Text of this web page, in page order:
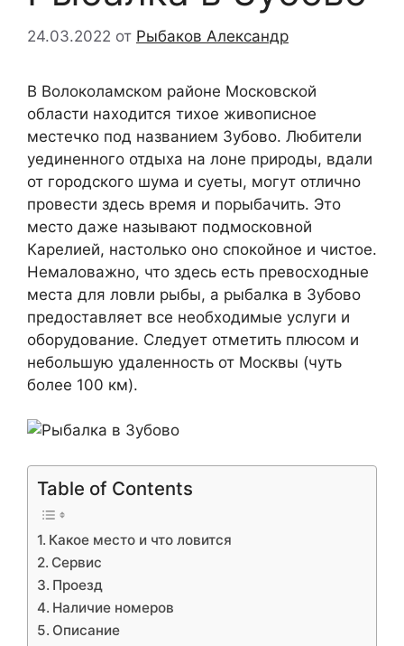
24.03.2022 от Рыбаков Александр
В Волоколамском районе Московской
области находится тихое живописное
местечко под названием Зубово. Любители
уединенного отдыха на лоне природы, вдали
от городского шума и суеты, могут отлично
провести здесь время и порыбачить. Это
место даже называют подмосковной
Карелией, настолько оно спокойное и чистое.
Немаловажно, что здесь есть превосходные
места для ловли рыбы, а рыбалка в Зубово
предоставляет все необходимые услуги и
оборудование. Следует отметить плюсом и
небольшую удаленность от Москвы (чуть
более 100 км).
Table of Contents
Какое место и что ловится
Сервис
Проезд
Наличие номеров
Описание